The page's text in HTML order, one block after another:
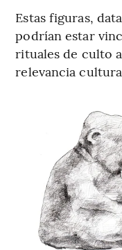
Estas figuras,
podrían estar
rituales de culto
relevancia